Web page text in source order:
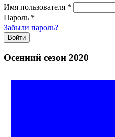
Имя пользователя *
Пароль *
Забыли пароль?
Осенний сезон 2020